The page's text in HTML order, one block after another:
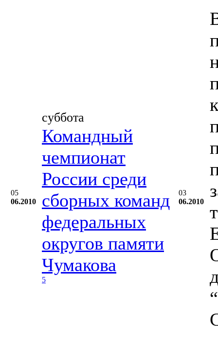
05
06.2010
суббота
Командный
чемпионат
России среди
сборных команд
федеральных
округов памяти
Чумакова
5
03
06.2010